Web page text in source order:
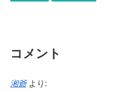
コメント
湘爺 より: